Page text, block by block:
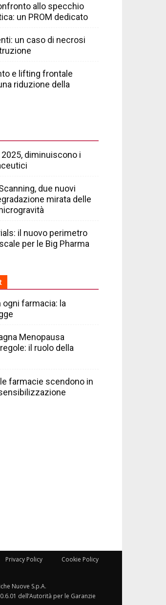
allo specchio
un PROM dedicato
un caso di necrosi
e lifting frontale
riduzione della
2025, diminuiscono i
due nuovi
mirata delle
il nuovo perimetro
per le Big Pharma
ogni farmacia: la
Menopausa
il ruolo della
farmacie scendono in
Privacy Policy Cookie Policy
Nuove S.p.A.
dell’Autorità per le Garanzie